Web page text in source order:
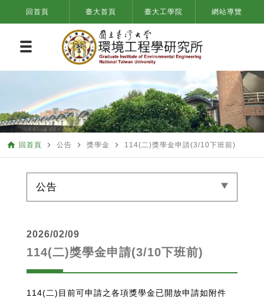
回首頁 臺大首頁 臺大工學院 網站導覽
home 回首頁 navigate_next 公告 navigate_next 獎學金 navigate_next 114(二)獎學金申請(3/10下班前)
公告
2026/02/09
114(二)獎學金申請(3/10下班前)
114(二)目前可申請之各項獎學金已開放申請如附件